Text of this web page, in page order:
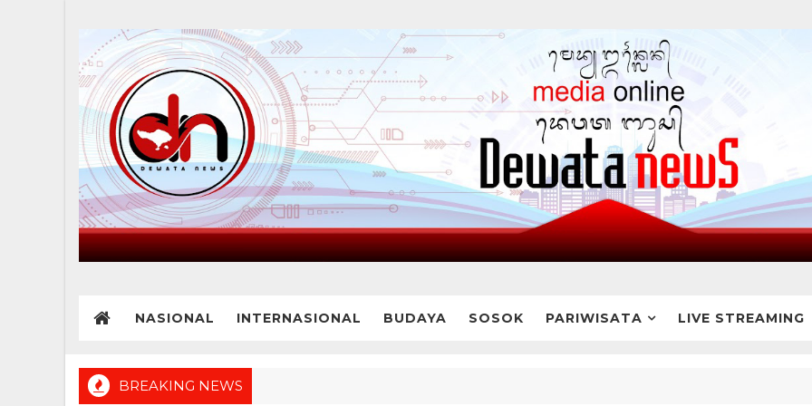
NASIONAL INTERNASIONAL BUDAYA SOSOK PARIWISATA LIVE STREAMING
BREAKING NEWS